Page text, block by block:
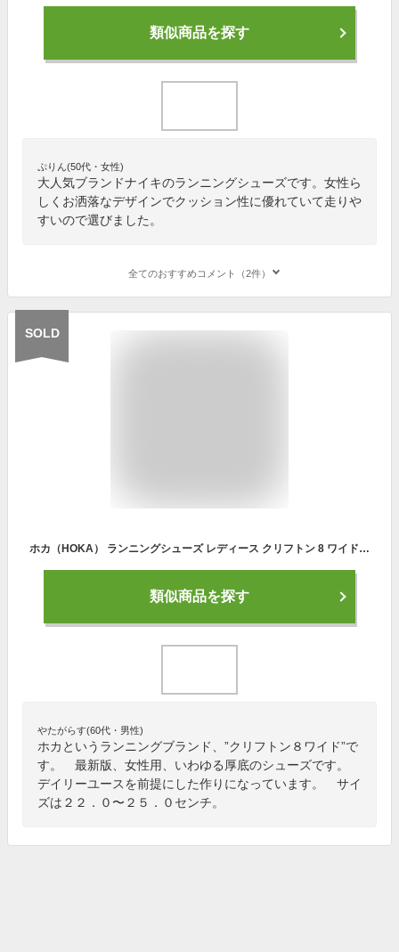
類似商品を探す
ぷりん(50代・女性)
大人気ブランドナイキのランニングシューズです。女性ら
しくお洒落なデザインでクッション性に優れていて走りや
すいので選びました。
全てのおすすめコメント（2件）
SOLD
ホカ（HOKA） ランニングシューズ レディース クリフトン 8 ワイド W CLIFTON 8 WIDE 1121375-BGIR ジョギングシューズ （レディース）
類似商品を探す
やたがらす(60代・男性)
ホカというランニングブランド、”クリフトン８ワイド”で
す。 最新版、女性用、いわゆる厚底のシューズです。
デイリーユースを前提にした作りになっています。 サイ
ズは２２．０〜２５．０センチ。